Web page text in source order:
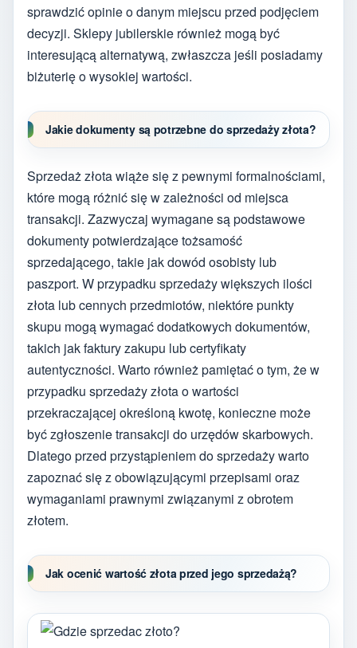
sprawdzić opinie o danym miejscu przed podjęciem
decyzji. Sklepy jubilerskie również mogą być
interesującą alternatywą, zwłaszcza jeśli posiadamy
biżuterię o wysokiej wartości.
Jakie dokumenty są potrzebne do sprzedaży złota?
Sprzedaż złota wiąże się z pewnymi formalnościami,
które mogą różnić się w zależności od miejsca
transakcji. Zazwyczaj wymagane są podstawowe
dokumenty potwierdzające tożsamość
sprzedającego, takie jak dowód osobisty lub
paszport. W przypadku sprzedaży większych ilości
złota lub cennych przedmiotów, niektóre punkty
skupu mogą wymagać dodatkowych dokumentów,
takich jak faktury zakupu lub certyfikaty
autentyczności. Warto również pamiętać o tym, że w
przypadku sprzedaży złota o wartości
przekraczającej określoną kwotę, konieczne może
być zgłoszenie transakcji do urzędów skarbowych.
Dlatego przed przystąpieniem do sprzedaży warto
zapoznać się z obowiązującymi przepisami oraz
wymaganiami prawnymi związanymi z obrotem
złotem.
Jak ocenić wartość złota przed jego sprzedażą?